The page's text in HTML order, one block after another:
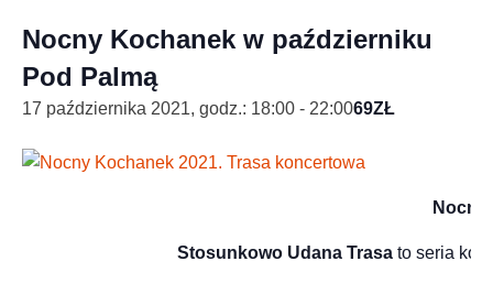
Nocny Kochanek w październiku
Pod Palmą
17 października 2021, godz.: 18:00 - 22:0069ZŁ
Nocny
Stosunkowo Udana Trasa to seria